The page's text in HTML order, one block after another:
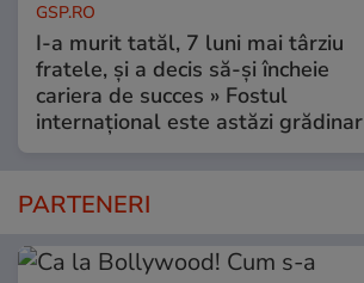
GSP.RO
I-a murit tatăl, 7 luni mai târziu
fratele, și a decis să-și încheie
cariera de succes » Fostul
internațional este astăzi grădinar
PARTENERI